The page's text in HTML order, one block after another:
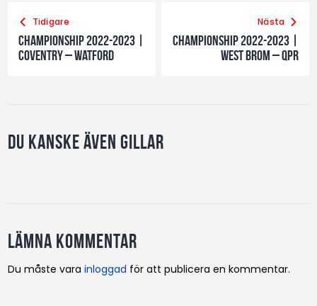
Tidigare
Championship 2022-2023 |
Coventry – Watford
Nästa
Championship 2022-2023 |
West Brom – QPR
Du kanske även gillar
Lämna kommentar
Du måste varainloggad för att publicera en kommentar.